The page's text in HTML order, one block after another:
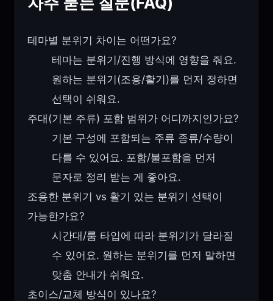
테마별 분위기 차이는 어떤가요?
테마는 분위기/진행 방식에 영향을 줘요.
원하는 분위기(조용/활기)를 먼저 정하면
선택이 쉬워요.
주대(기본 주류) 포함 범위가 어디까지인가요?
기본 구성에 포함되는 주류 종류/수량이
다를 수 있어요. 포함/불포함을 먼저
문자로 정리 받는 게 좋아요.
조용한 분위기 vs 활기 있는 분위기 선택이
가능한가요?
시간대/룸 타입에 따라 분위기가 달라질
수 있어요. 원하는 분위기를 먼저 말하면
맞춤 안내가 쉬워요.
초이스/교체 방식이 있나요?